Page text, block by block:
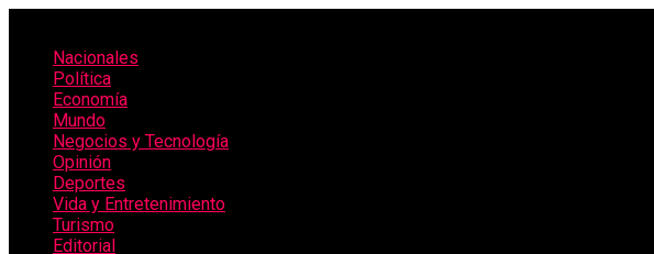
Nacionales
Política
Economía
Mundo
Negocios y Tecnología
Opinión
Deportes
Vida y Entretenimiento
Turismo
Editorial